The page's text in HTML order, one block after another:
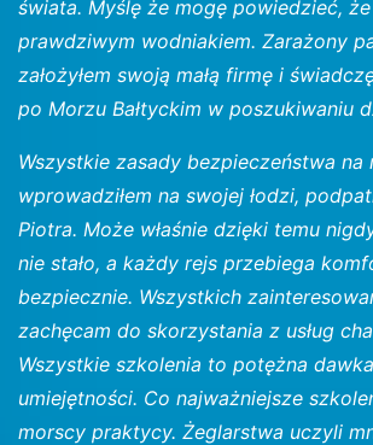
świata. Myślę że mogę powiedzieć, że
prawdziwym wodniakiem. Zarażony
założyłem swoją małą firmę i
po Morzu Bałtyckim w poszukiwaniu
Wszystkie zasady bezpieczeństwa na
wprowadziłem na swojej łodzi,
Piotra. Może właśnie dzięki temu
nie stało, a każdy rejs przebiega
bezpiecznie. Wszystkich
zachęcam do skorzystania z usług
Wszystkie szkolenia to potężna
umiejętności. Co najważniejsze
morscy praktycy. Żeglarstwa uczyli